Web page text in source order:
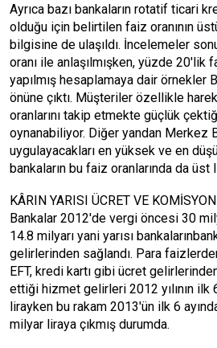
Ayrıca bazı bankaların rotatif ticari
olduğu için belirtilen faiz oranının
bilgisine de ulaşıldı. İncelemeler
oranı ile anlaşılmışken, yüzde 20'lik
yapılmış hesaplamaya dair örnekler
önüne çıktı. Müşteriler özellikle
oranlarını takip etmekte güçlük
oynanabiliyor. Diğer yandan Merkez
uygulayacakları en yüksek ve en
bankaların bu faiz oranlarında da
KÂRIN YARISI ÜCRET VE
Bankalar 2012'de vergi öncesi 30
14.8 milyarı yani yarısı
gelirlerinden sağlandı. Para
EFT, kredi kartı gibi ücret
ettiği hizmet gelirleri 2012 yılının ilk
lirayken bu rakam 2013'ün ilk 6
milyar liraya çıkmış durumda.